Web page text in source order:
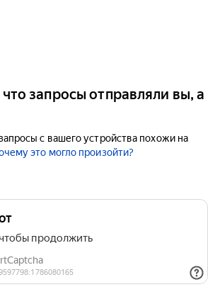
запросы отправляли вы, а
с вашего устройства похожи на
это могло произойти?